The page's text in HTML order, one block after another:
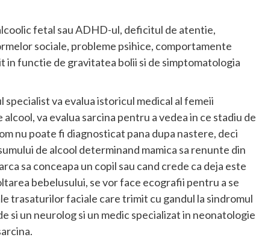
fetal sau ADHD-ul, deficitul de atentie,
sociale, probleme psihice, comportamente
functie de gravitatea bolii si de simptomatologia
specialist va evalua istoricul medical al femeii
va evalua sarcina pentru a vedea in ce stadiu de
nu poate fi diagnosticat pana dupa nastere, deci
de alcool determinand mamica sa renunte din
sa conceapa un copil sau cand crede ca deja este
bebelusului, se vor face ecografii pentru a se
trasaturilor faciale care trimit cu gandul la sindromul
si un neurolog si un medic specializat in neonatologie